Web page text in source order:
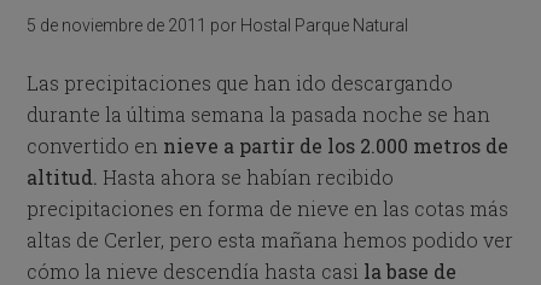
5 de noviembre de 2011 por Hostal Parque Natural
Las precipitaciones que han ido descargando
durante la última semana la pasada noche se han
convertido en nieve a partir de los 2.000 metros de
altitud. Hasta ahora se habían recibido
precipitaciones en forma de nieve en las cotas más
altas de Cerler, pero esta mañana hemos podido ver
cómo la nieve descendía hasta casi la base de